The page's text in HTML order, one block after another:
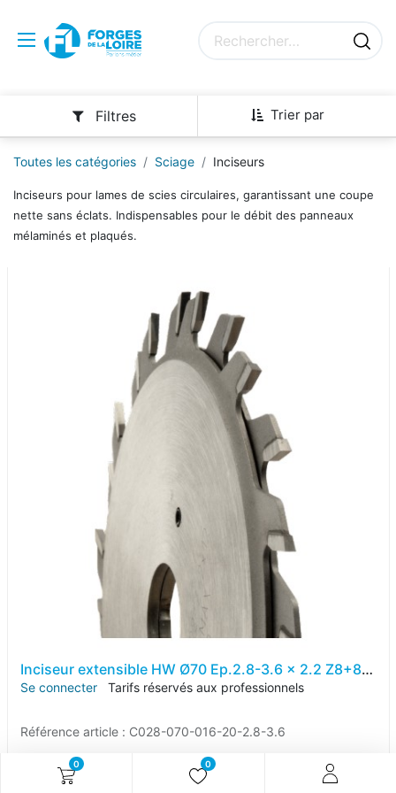
0 0
Trier par
Filtres
Toutes les catégories Sciage Inciseurs
Inciseurs pour lames de scies circulaires, garantissant une coupe
nette sans éclats. Indispensables pour le débit des panneaux
mélaminés et plaqués.
Inciseur extensible HW Ø70 Ep.2.8-3.6 x 2.2 Z8+8 Dent.Plate (FZ) Positif d20
Se connecter Tarifs réservés aux professionnels
Référence article : C028-070-016-20-2.8-3.6